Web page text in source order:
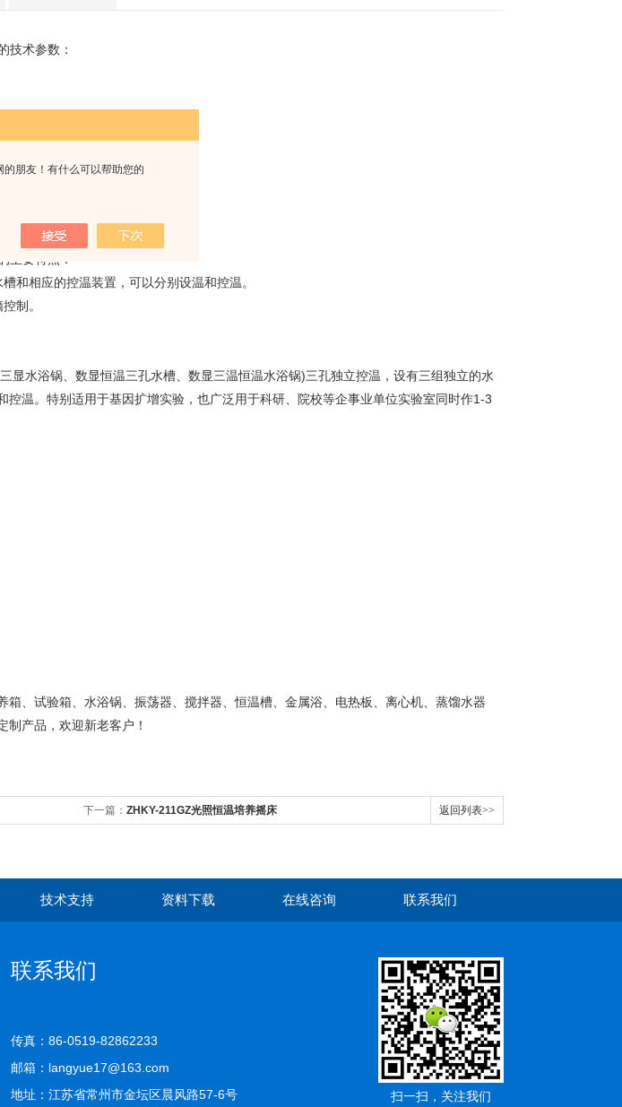
的朋友！有什么可以帮助您的
技术参数：
主要特点：
和相应的控温装置，可以分别设温和控温。
制。
显水浴锅、数显恒温三孔水槽、数显三温恒温水浴锅)三孔独立控温，设有三组独立的水
控温。特别适用于基因扩增实验，也广泛用于科研、院校等企事业单位实验室同时作1-3
箱、试验箱、水浴锅、振荡器、搅拌器、恒温槽、金属浴、电热板、离心机、蒸馏水器
制产品，欢迎新老客户！
下一篇： ZHKY-211GZ光照恒温培养摇床 返回列表>>
技术支持 资料下载 在线咨询 联系我们
联系我们
传真：86-0519-82862233
邮箱：langyue17@163.com
地址：江苏省常州市金坛区晨风路57-6号
扫一扫，关注我们